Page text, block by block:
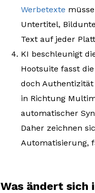
Werbetexte
Untertitel,
Text auf jeder
KI beschleunigt
Hootsuite fasst
doch Authentizität
in Richtung
automatischer
Daher zeichnen
Automatisierung,
Was ändert sich